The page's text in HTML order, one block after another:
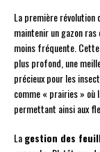
La première révolution
maintenir un gazon
moins fréquente.
plus profond, une
précieux pour les
comme « prairies » où
permettant ainsi aux
Lagestion des